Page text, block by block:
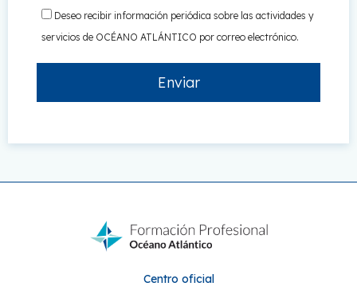
Deseo recibir información periódica sobre las actividades y
servicios de OCÉANO ATLÁNTICO por correo electrónico.
Centro oficial